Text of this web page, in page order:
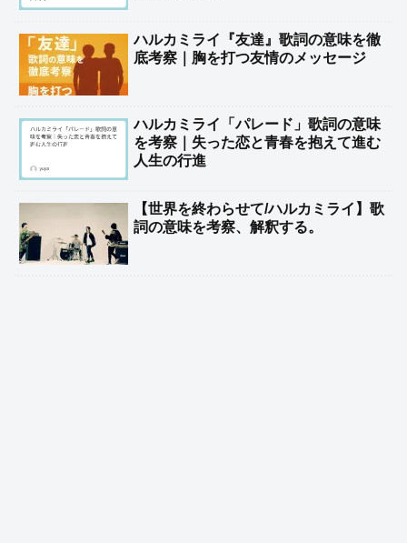
ハルカミライ『友達』歌詞の意味を徹
底考察｜胸を打つ友情のメッセージ
ハルカミライ「パレード」歌詞の意味
を考察｜失った恋と青春を抱えて進む
人生の行進
【世界を終わらせて/ハルカミライ】歌
詞の意味を考察、解釈する。